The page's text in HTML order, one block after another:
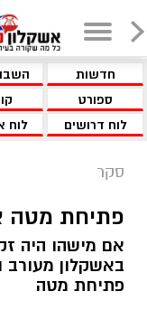
חדשות
ספורט
לוח דרושים
לוח
סקר
פתיחת מטה
אם מישהו היה
באשקלון מעורב
פתיחת מטה